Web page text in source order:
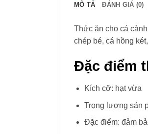
MÔ TẢ ĐÁNH GIÁ (0)
Thức ăn cho cá
chép bé, cá hồng
Đặc điểm
Kích cỡ: hạt vừa
Trọng lượng sản
Đặc điểm: đảm